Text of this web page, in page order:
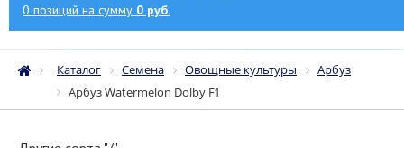
0 позиций на сумму 0 руб.
Каталог Семена Овощные культуры
Арбуз
Арбуз Watermelon Dolby F1